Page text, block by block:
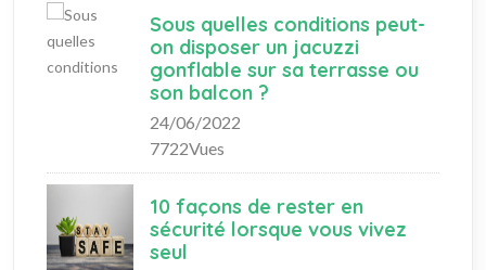
Sous quelles conditions peut-
on disposer un jacuzzi
gonflable sur sa terrasse ou
son balcon ?
24/06/2022
7722Vues
10 façons de rester en
sécurité lorsque vous vivez
seul